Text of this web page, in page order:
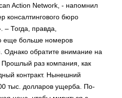
Action Network, - напомнил
консалтингового бюро
– Тогда, правда,
еще больше номеров
Однако обратите внимание на
Прошлый раз компания, как
контракт. Нынешний
тыс. долларов ущерба. По-